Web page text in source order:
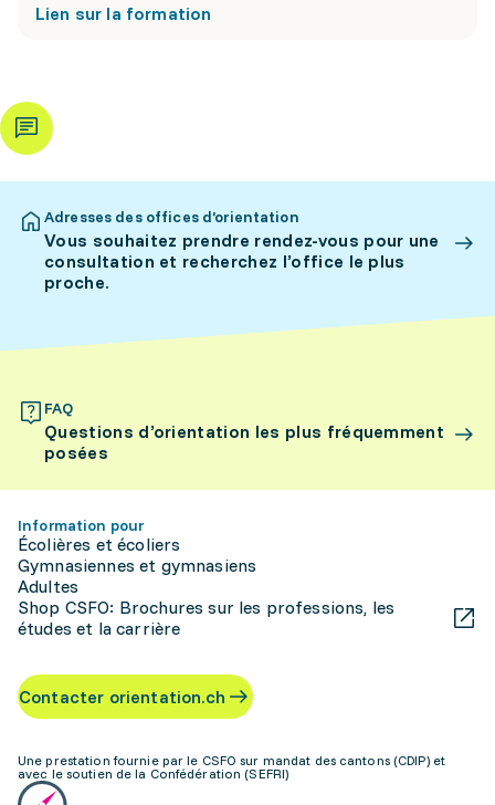
Lien sur la formation
Adresses des offices d’orientation
Vous souhaitez prendre rendez-vous pour une
consultation et recherchez l’office le plus
proche.
FAQ
Questions d’orientation les plus fréquemment
posées
Information pour
Écolières et écoliers
Gymnasiennes et gymnasiens
Adultes
Shop CSFO: Brochures sur les professions, les
études et la carrière
Contacter orientation.ch
Une prestation fournie par le CSFO sur mandat des cantons (CDIP) et
avec le soutien de la Confédération (SEFRI)